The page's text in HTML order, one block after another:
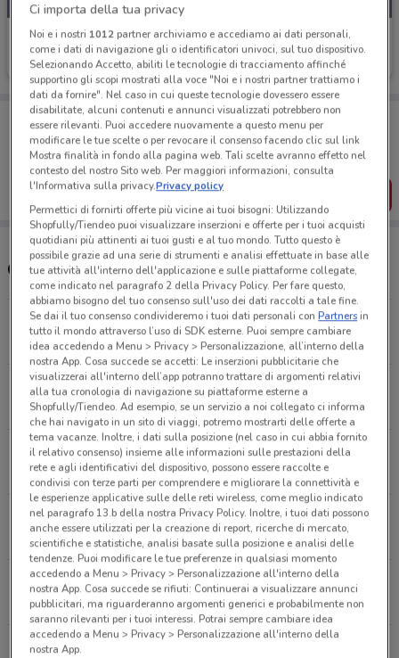
MD
Scade domenica
Porta DoveConviene sempre con te!
Puoi trovare le migliori offerte dei negozi vicino a te,
salvarle e creare la tua lista del risparmio, comodamente
dal tuo cellulare.
SCARICA L’APP
Orari e Negozi MD
VIA LEVI MONTALCINI S.N.C. Guidonia
4.5 km
CHIUSO
Piazza C. Alberto Dalla Chiesa, 12 Mentana
8.2 km
CHIUSO
Via Alfieri, 6 Fontenuova
8.6 km
CHIUSO
Via Adige, 16 Monterotondo
10.6 km
CHIUSO
Via Del Commercio, 1 Monterotondo
13.2 km
CHIUSO
Ci importa della tua privacy
Noi e i nostri 1012partner archiviamo e accediamo ai dati personali,
come i dati di navigazione gli o identificatori univoci, sul tuo dispositivo.
Selezionando Accetto, abiliti le tecnologie di tracciamento affinché
supportino gli scopi mostrati alla voce "Noi e i nostri partner trattiamo i
dati da fornire". Nel caso in cui queste tecnologie dovessero essere
disabilitate, alcuni contenuti e annunci visualizzati potrebbero non
essere rilevanti. Puoi accedere nuovamente a questo menu per
modificare le tue scelte o per revocare il consenso facendo clic sul link
Mostra finalità in fondo alla pagina web. Tali scelte avranno effetto nel
contesto del nostro Sito web. Per maggiori informazioni, consulta
l'Informativa sulla privacy.Privacy policy
Permettici di fornirti offerte più vicine ai tuoi bisogni: Utilizzando
Shopfully/Tiendeo puoi visualizzare inserzioni e offerte per i tuoi acquisti
quotidiani più attinenti ai tuoi gusti e al tuo mondo. Tutto questo è
possibile grazie ad una serie di strumenti e analisi effettuate in base alle
tue attività all'interno dell'applicazione e sulle piattaforme collegate,
come indicato nel paragrafo 2 della Privacy Policy. Per fare questo,
abbiamo bisogno del tuo consenso sull'uso dei dati raccolti a tale fine.
Se dai il tuo consenso condivideremo i tuoi dati personali conPartnersin
tutto il mondo attraverso l’uso di SDK esterne. Puoi sempre cambiare
idea accedendo a Menu > Privacy > Personalizzazione, all’interno della
nostra App. Cosa succede se accetti: Le inserzioni pubblicitarie che
visualizzerai all'interno dell’app potranno trattare di argomenti relativi
alla tua cronologia di navigazione su piattaforme esterne a
Shopfully/Tiendeo. Ad esempio, se un servizio a noi collegato ci informa
che hai navigato in un sito di viaggi, potremo mostrarti delle offerte a
tema vacanze. Inoltre, i dati sulla posizione (nel caso in cui abbia fornito
il relativo consenso) insieme alle informazioni sulle prestazioni della
rete e agli identificativi del dispositivo, possono essere raccolte e
condivisi con terze parti per comprendere e migliorare la connettività e
le esperienze applicative sulle delle reti wireless, come meglio indicato
nel paragrafo 13.b della nostra Privacy Policy. Inoltre, i tuoi dati possono
anche essere utilizzati per la creazione di report, ricerche di mercato,
scientifiche e statistiche, analisi basate sulla posizione e analisi delle
tendenze. Puoi modificare le tue preferenze in qualsiasi momento
accedendo a Menu > Privacy > Personalizzazione all'interno della
nostra App. Cosa succede se rifiuti: Continuerai a visualizzare annunci
pubblicitari, ma riguarderanno argomenti generici e probabilmente non
saranno rilevanti per i tuoi interessi. Potrai sempre cambiare idea
accedendo a Menu > Privacy > Personalizzazione all'interno della
nostra App.